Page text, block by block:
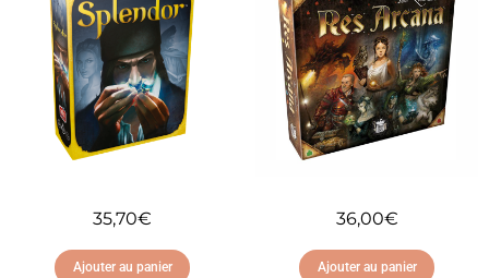
35,70€
Ajouter au panier
36,00€
Ajouter au panier